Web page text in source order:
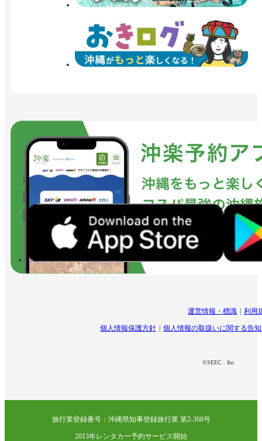
運営情報・標識 利用
個人情報保護方針 個人情報の取扱いに関する告
©SEEC . Inc
旅行業登録番号：沖縄県知事登録旅行業 第2-368号
2013年レンタカー予約サービス開始